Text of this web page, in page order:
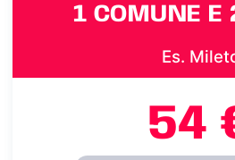
1 COMUNE E
Es.
54